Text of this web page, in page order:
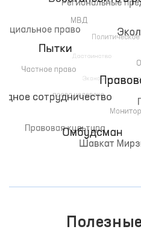
жизни, школьники